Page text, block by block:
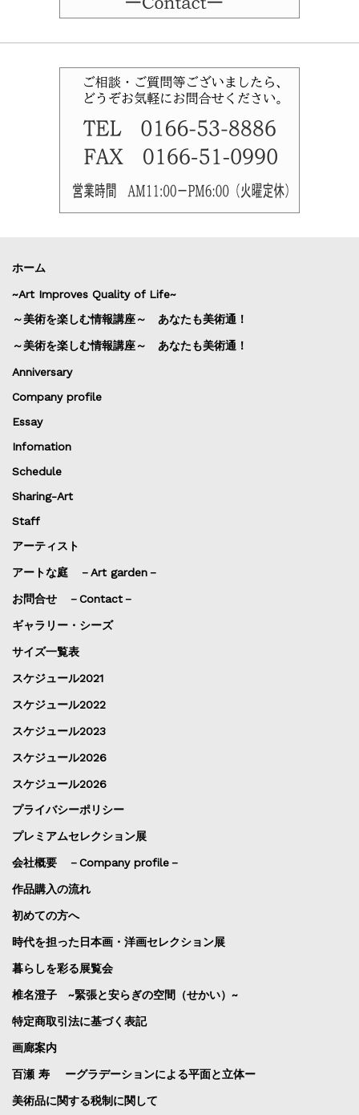
ホーム
~Art Improves Quality of Life~
～美術を楽しむ情報講座～ あなたも美術通！
～美術を楽しむ情報講座～ あなたも美術通！
Anniversary
Company profile
Essay
Infomation
Schedule
Sharing-Art
Staff
アーティスト
アートな庭 －Art garden－
お問合せ －Contact－
ギャラリー・シーズ
サイズ一覧表
スケジュール2021
スケジュール2022
スケジュール2023
スケジュール2026
スケジュール2026
プライバシーポリシー
プレミアムセレクション展
会社概要 －Company profile－
作品購入の流れ
初めての方へ
時代を担った日本画・洋画セレクション展
暮らしを彩る展覧会
椎名澄子 ~緊張と安らぎの空間（せかい）~
特定商取引法に基づく表記
画廊案内
百瀬 寿 ーグラデーションによる平面と立体ー
美術品に関する税制に関して